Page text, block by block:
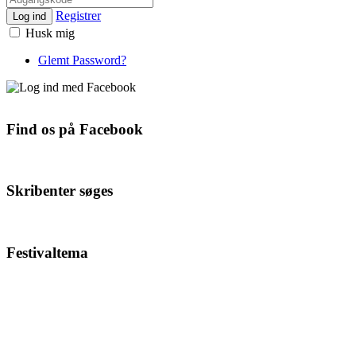
Log ind
Registrer
Husk mig
Glemt Password?
Find os på Facebook
Skribenter søges
Festivaltema